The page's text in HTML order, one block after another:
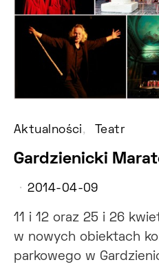
Aktualności Teatr
Gardzienicki
2014-04-09
11 i 12 oraz 25 i 26
w nowych obiektach
parkowego w